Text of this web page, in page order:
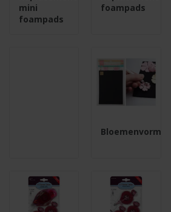
mini
foampads
foampads
Bloemenvormset